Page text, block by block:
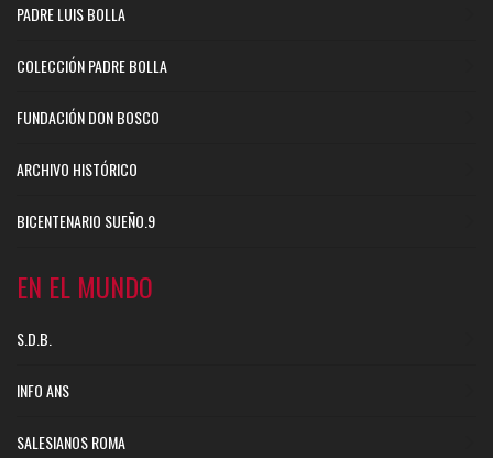
PADRE LUIS BOLLA
COLECCIÓN PADRE BOLLA
FUNDACIÓN DON BOSCO
ARCHIVO HISTÓRICO
BICENTENARIO SUEÑO.9
EN EL MUNDO
S.D.B.
INFO ANS
SALESIANOS ROMA